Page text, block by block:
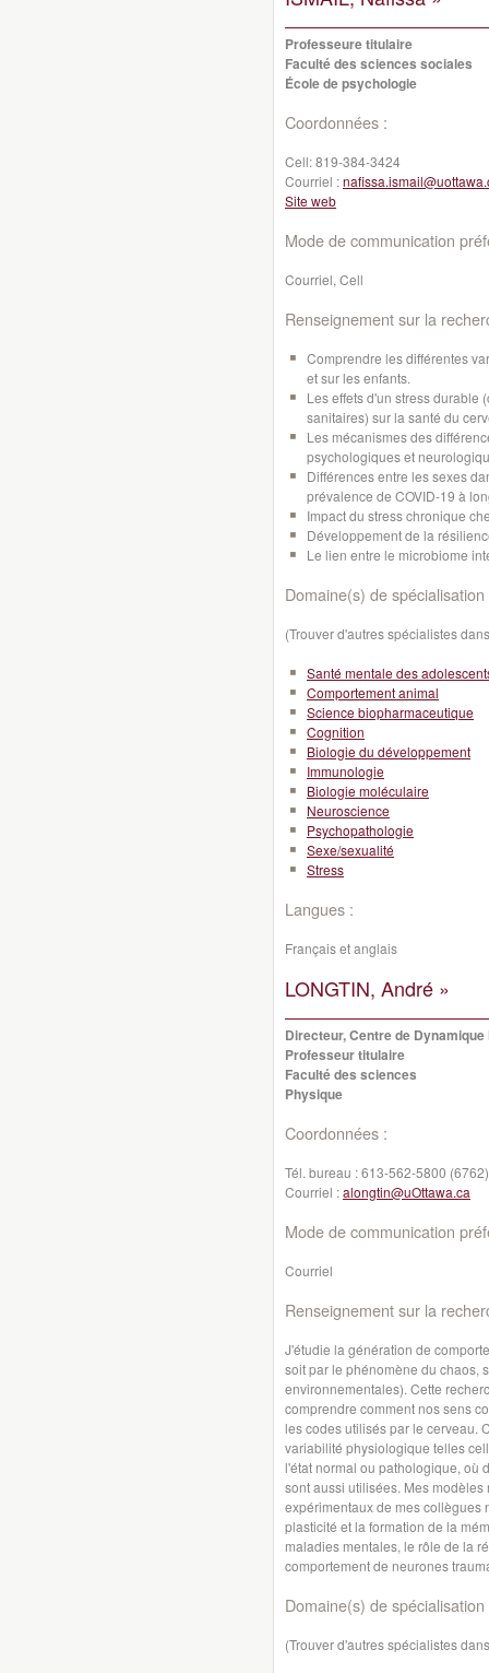
Professeure titulaire
Faculté des sciences sociales
École de psychologie
Coordonnées :
Cell:819-384-3424
Courriel :
Site web
Mode de communication
Courriel, Cell
Renseignement sur la
Comprendre les différentes
et sur les enfants.
Les effets d'un stress durable
sanitaires) sur la santé du
Les mécanismes des
psychologiques et
Différences entre les sexes
prévalence de COVID-19 à
Impact du stress chronique
Développement de la
Le lien entre le microbiome
Domaine(s) de spécialisation
(Trouver d'autres spécialistes
Santé mentale des
Comportement animal
Science biopharmaceutique
Cognition
Biologie du développement
Immunologie
Biologie moléculaire
Neuroscience
Psychopathologie
Sexe/sexualité
Stress
Langues :
Français et anglais
LONGTIN, André »
Directeur, Centre de
Professeur titulaire
Faculté des sciences
Physique
Coordonnées :
Tél. bureau :613-562-5800 (6762)
Courriel :alongtin@uOttawa.ca
Mode de communication
Courriel
Renseignement sur la
J'étudie la génération de
soit par le phénomène du chaos,
environnementales). Cette
comprendre comment nos sens
les codes utilisés par le cerveau.
variabilité physiologique telles
l'état normal ou pathologique, où
sont aussi utilisées. Mes
expérimentaux de mes collègues
plasticité et la formation de la
maladies mentales, le rôle de la
comportement de neurones
Domaine(s) de spécialisation
(Trouver d'autres spécialistes